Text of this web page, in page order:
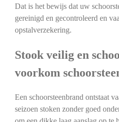
Dat is het bewijs dat uw
gereinigd en gecontroleerd en
opstalverzekering.
Stook veilig en
voorkom
Een schoorsteenbrand ontstaat
seizoen stoken zonder goed